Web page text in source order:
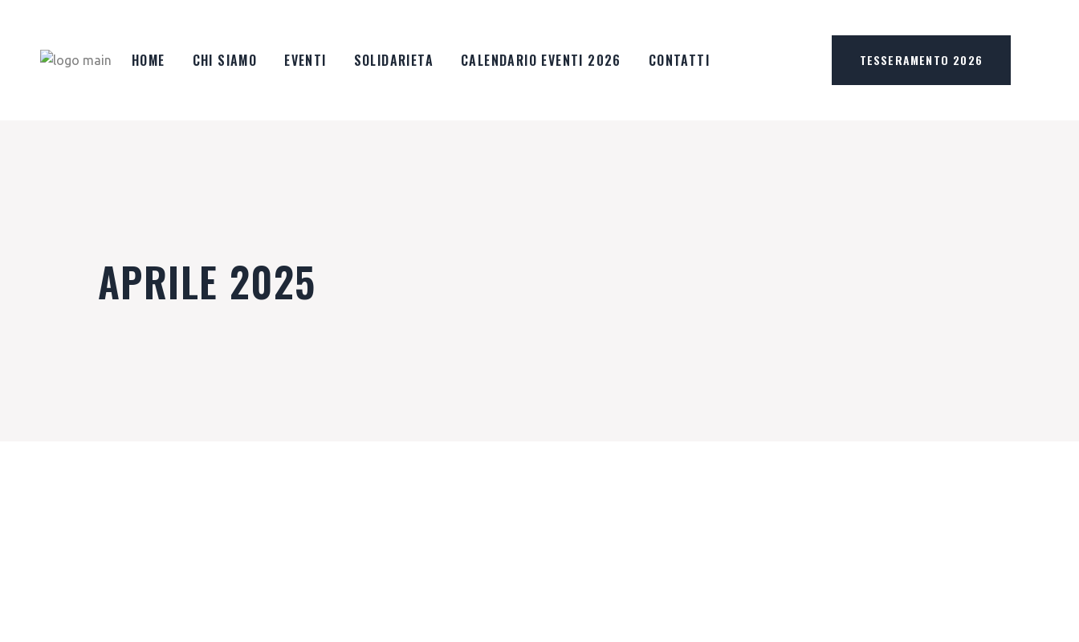
contenuto
HOME CHI SIAMO EVENTI SOLIDARIETA CALENDARIO EVENTI 2026 CONTATTI TESSERAMENTO 2026
APRILE 2025